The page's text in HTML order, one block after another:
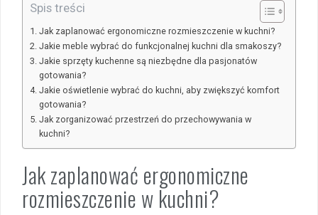
Spis treści
Jak zaplanować ergonomiczne rozmieszczenie w kuchni?
Jakie meble wybrać do funkcjonalnej kuchni dla smakoszy?
Jakie sprzęty kuchenne są niezbędne dla pasjonatów
gotowania?
Jakie oświetlenie wybrać do kuchni, aby zwiększyć komfort
gotowania?
Jak zorganizować przestrzeń do przechowywania w
kuchni?
Jak zaplanować ergonomiczne
rozmieszczenie w kuchni?